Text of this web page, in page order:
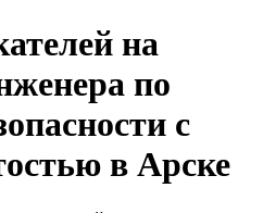
на
по
с
в Арске